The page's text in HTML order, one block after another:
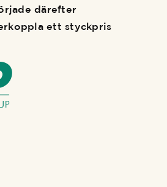
därefter
ett styckpris